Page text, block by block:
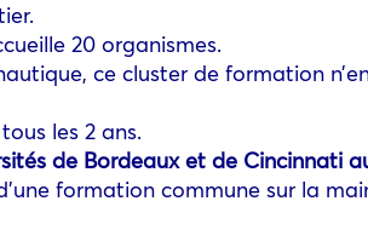
20 organismes.
ce cluster de formation
les 2 ans.
de Bordeaux et de Cincinnati
formation commune sur la